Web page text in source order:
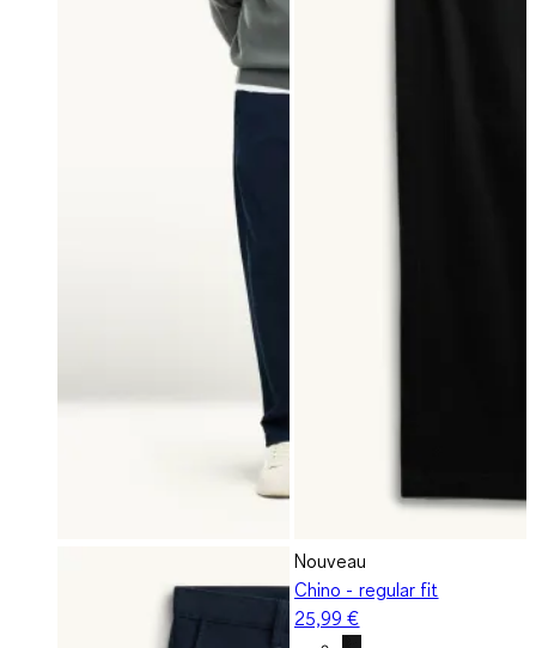
Nouveau
Chino - regular fit
25,99 €